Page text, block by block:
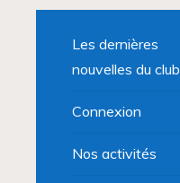
Les dernières
nouvelles du club
Connexion
Nos activités